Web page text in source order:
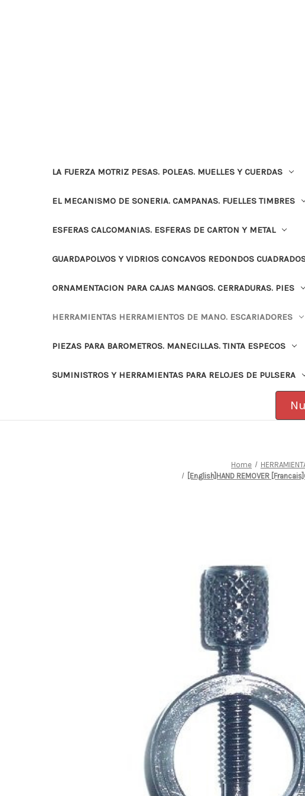
LA FUERZA MOTRIZ PESAS. POLEAS. MUELLES Y CUERDAS
EL MECANISMO DE SONERIA. CAMPANAS. FUELLES TIMBRES
ESFERAS CALCOMANIAS. ESFERAS DE CARTON Y METAL
GUARDAPOLVOS Y VIDRIOS CONCAVOS REDONDOS
ORNAMENTACION PARA CAJAS MANGOS. CERRADURAS. PIES
HERRAMIENTAS HERRAMIENTOS DE MANO. ESCARIADORES
PIEZAS PARA BAROMETROS. MANECILLAS. TINTA ESPECOS
SUMINISTROS Y HERRAMIENTAS PARA RELOJES DE PULSERA
Home
[English]HAND REMOVER